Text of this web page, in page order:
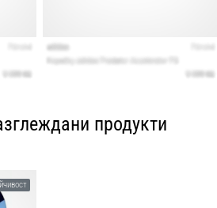
продукти